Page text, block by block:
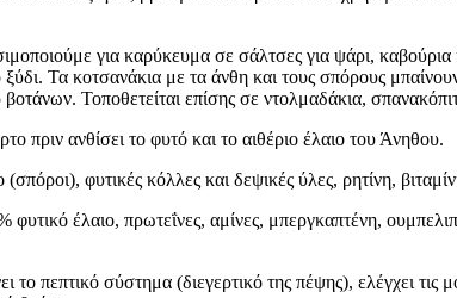
για καρύκευμα σε σάλτσες για ψάρι,
Τα κοτσανάκια με τα άνθη και τους σπόρους
Τοποθετείται επίσης σε ντολμαδάκια,
πριν ανθίσει το φυτό και το αιθέριο έλαιο του Άνηθου.
φυτικές κόλλες και δεψικές ύλες, ρητίνη,
έλαιο, πρωτεΐνες, αμίνες, μπεργκαπτένη,
πεπτικό σύστημα (διεγερτικό της πέψης), ελέγχει